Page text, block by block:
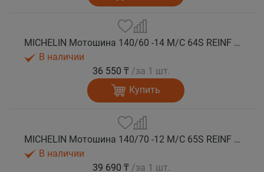
MICHELIN Мотошина 140/60 -14 M/C 64S REINF CITY GRIP 2 PG R TL
В наличии
36 550 ₸ /за 1 шт.
Купить
MICHELIN Мотошина 140/70 -12 M/C 65S REINF CITY GRIP 2 R TL
В наличии
39 690 ₸ /за 1 шт.